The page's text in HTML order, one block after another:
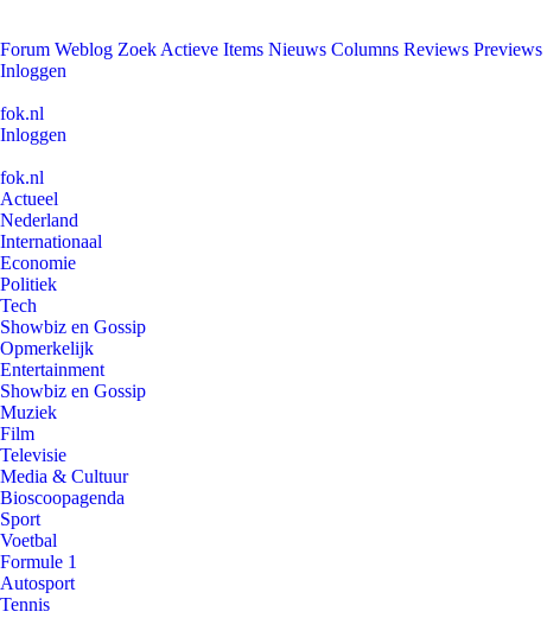
Forum Weblog Zoek Actieve Items Nieuws Columns Reviews Previews
Inloggen
fok.nl
Inloggen
fok.nl
Actueel
Nederland
Internationaal
Economie
Politiek
Tech
Showbiz en Gossip
Opmerkelijk
Entertainment
Showbiz en Gossip
Muziek
Film
Televisie
Media & Cultuur
Bioscoopagenda
Sport
Voetbal
Formule 1
Autosport
Tennis